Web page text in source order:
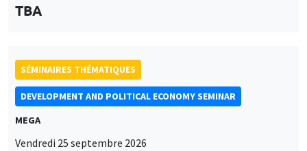
TBA
SÉMINAIRES THÉMATIQUES
DEVELOPMENT AND POLITICAL ECONOMY SEMINAR
MEGA
Vendredi 25 septembre 2026